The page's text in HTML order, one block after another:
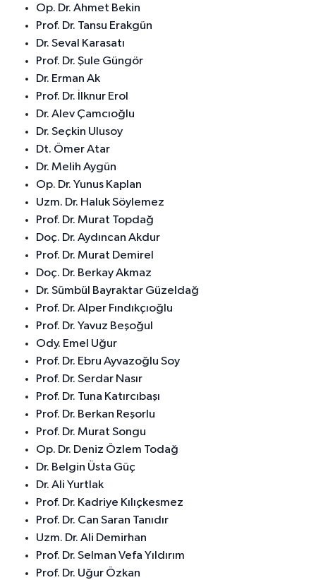
Op. Dr. Ahmet Bekin
Prof. Dr. Tansu Erakgün
Dr. Seval Karasatı
Prof. Dr. Şule Güngör
Dr. Erman Ak
Prof. Dr. İlknur Erol
Dr. Alev Çamcıoğlu
Dr. Seçkin Ulusoy
Dt. Ömer Atar
Dr. Melih Aygün
Op. Dr. Yunus Kaplan
Uzm. Dr. Haluk Söylemez
Prof. Dr. Murat Topdağ
Doç. Dr. Aydıncan Akdur
Prof. Dr. Murat Demirel
Doç. Dr. Berkay Akmaz
Dr. Sümbül Bayraktar Güzeldağ
Prof. Dr. Alper Fındıkçıoğlu
Prof. Dr. Yavuz Beşoğul
Ody. Emel Uğur
Prof. Dr. Ebru Ayvazoğlu Soy
Prof. Dr. Serdar Nasır
Prof. Dr. Tuna Katırcıbaşı
Prof. Dr. Berkan Reşorlu
Prof. Dr. Murat Songu
Op. Dr. Deniz Özlem Todağ
Dr. Belgin Üsta Güç
Dr. Ali Yurtlak
Prof. Dr. Kadriye Kılıçkesmez
Prof. Dr. Can Saran Tanıdır
Uzm. Dr. Ali Demirhan
Prof. Dr. Selman Vefa Yıldırım
Prof. Dr. Uğur Özkan